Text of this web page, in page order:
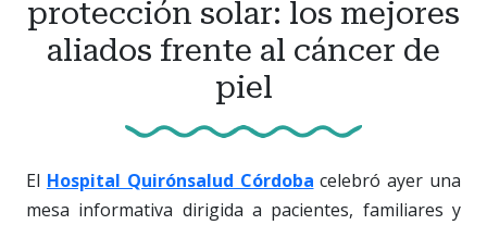
protección solar: los mejores
aliados frente al cáncer de
piel
El Hospital Quirónsalud Córdoba celebró ayer una
mesa informativa dirigida a pacientes, familiares y